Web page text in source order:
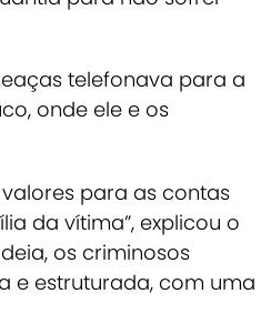
telefonava para a
onde ele e os
para as contas
da vítima”, explicou o
os criminosos
e estruturada, com uma